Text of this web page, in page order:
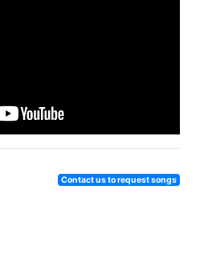
Contact us to request songs